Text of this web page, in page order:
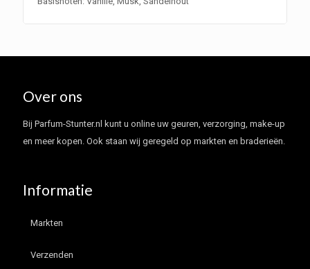
Over ons
Bij Parfum-Stunter.nl kunt u online uw geuren, verzorging, make-up
en meer kopen. Ook staan wij geregeld op markten en braderieën.
Informatie
Markten
Verzenden